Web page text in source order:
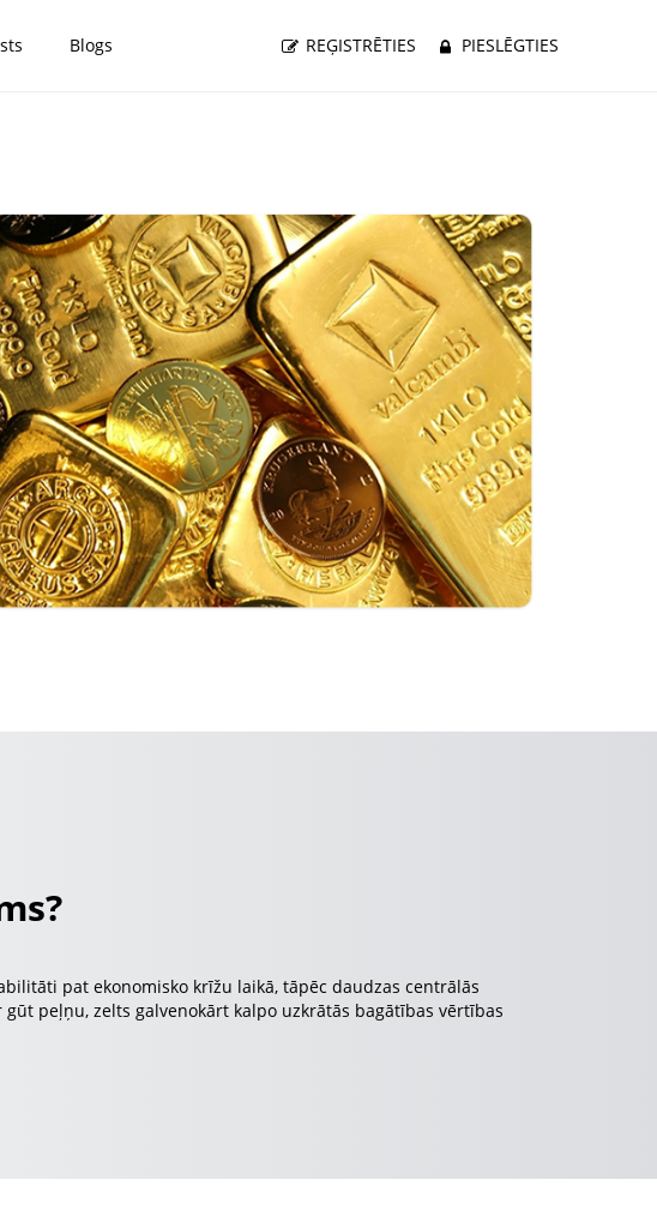
Blogs REĢISTRĒTIES PIESLĒGTIES
pat ekonomisko krīžu laikā, tāpēc daudzas centrālās
peļņu, zelts galvenokārt kalpo uzkrātās bagātības vērtības